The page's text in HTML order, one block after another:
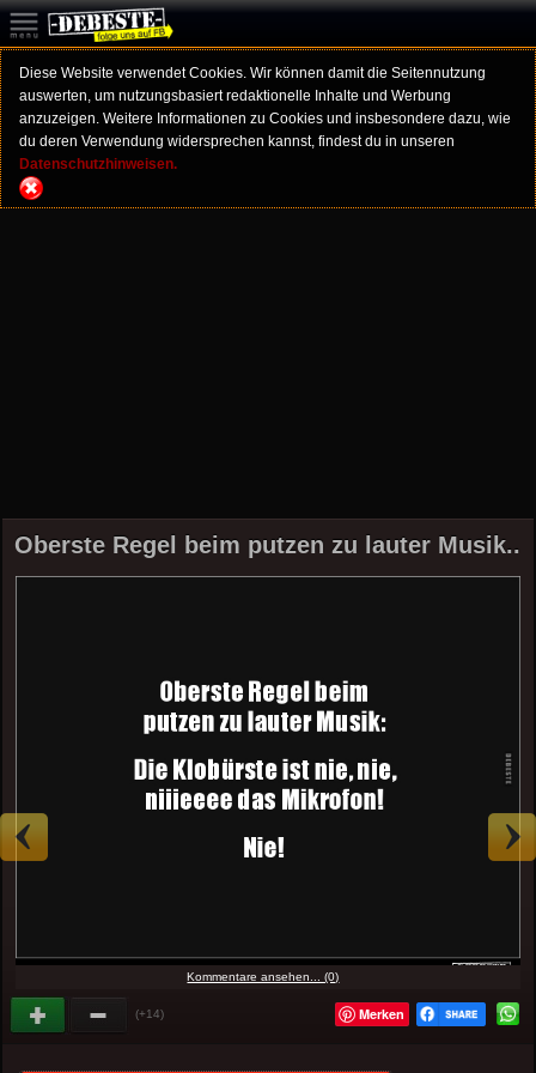
Diese Website verwendet Cookies. Wir können damit die Seitennutzung
auswerten, um nutzungsbasiert redaktionelle Inhalte und Werbung
anzuzeigen. Weitere Informationen zu Cookies und insbesondere dazu, wie
du deren Verwendung widersprechen kannst, findest du in unseren
Datenschutzhinweisen.
Oberste Regel beim putzen zu lauter Musik..
Kommentare ansehen... (0)
(+14) Merken